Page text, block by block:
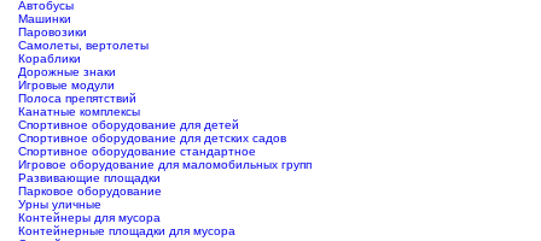
Автобусы
Машинки
Паровозики
Самолеты, вертолеты
Кораблики
Дорожные знаки
Игровые модули
Полоса препятствий
Канатные комплексы
Спортивное оборудование для детей
Спортивное оборудование для детских садов
Спортивное оборудование стандартное
Игровое оборудование для маломобильных групп
Развивающие площадки
Парковое оборудование
Урны уличные
Контейнеры для мусора
Контейнерные площадки для мусора